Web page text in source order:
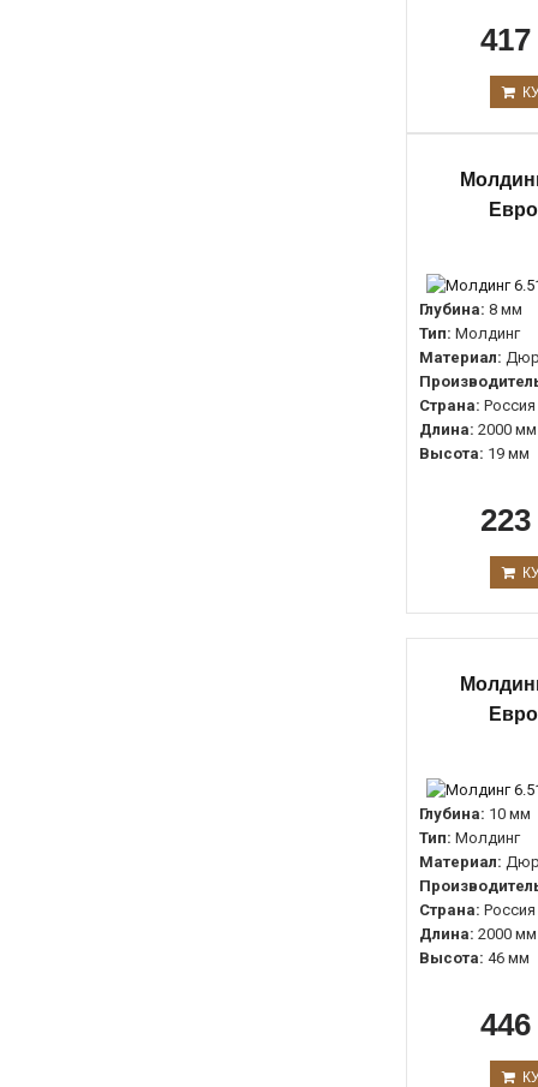
Глубина: 8 мм
Тип: Молдинг
Материал:
Страна: Россия
Длина: 2000 мм
Высота: 19 мм
Глубина: 10 мм
Тип: Молдинг
Материал:
Страна: Россия
Длина: 2000 мм
Высота: 46 мм